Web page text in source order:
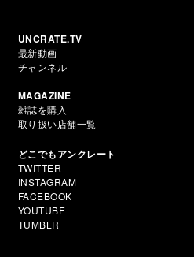
UNCRATE.TV
最新動画
チャンネル
MAGAZINE
雑誌を購入
取り扱い店舗一覧
どこでもアンクレート
TWITTER
INSTAGRAM
FACEBOOK
YOUTUBE
TUMBLR